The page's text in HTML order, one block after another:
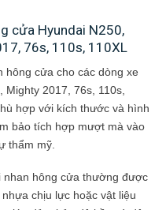
cửa Hyundai N250,
76s, 110s, 110XL
hông cửa cho các dòng xe
Mighty 2017, 76s, 110s,
hợp với kích thước và hình
bảo tích hợp mượt mà vào
thẩm mỹ.
nhan hông cửa thường được
chịu lực hoặc vật liệu